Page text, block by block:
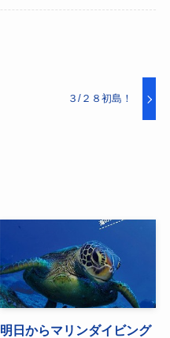
３/２８初島！
明日からマリンダイビング